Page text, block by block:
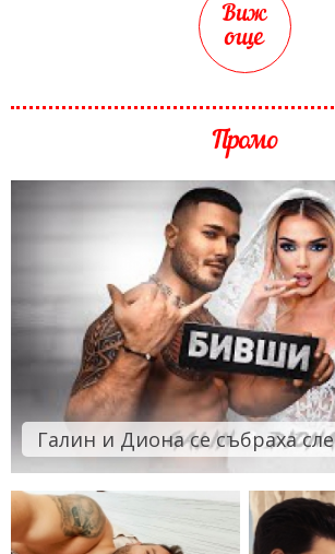
Виж
още
Промо
Галин и Диона се събраха